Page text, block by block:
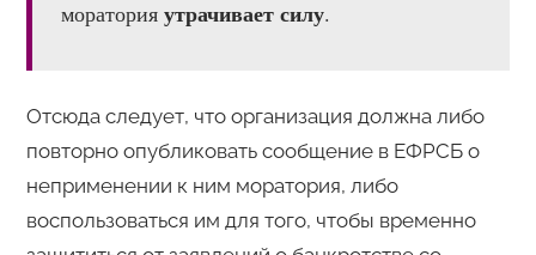
моратория утрачивает силу.
Отсюда следует, что организация должна либо
повторно опубликовать сообщение в ЕФРСБ о
неприменении к ним моратория, либо
воспользоваться им для того, чтобы временно